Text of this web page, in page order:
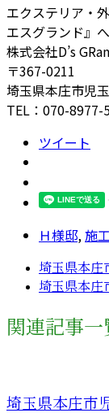
エクステリア・
エスグランド』へ
株式会社D’s
〒367-0211
埼玉県本庄市児
TEL：070-
ツイート
Ｈ様邸,施
埼玉県本
埼玉県本
関連記事一
埼玉県本庄市